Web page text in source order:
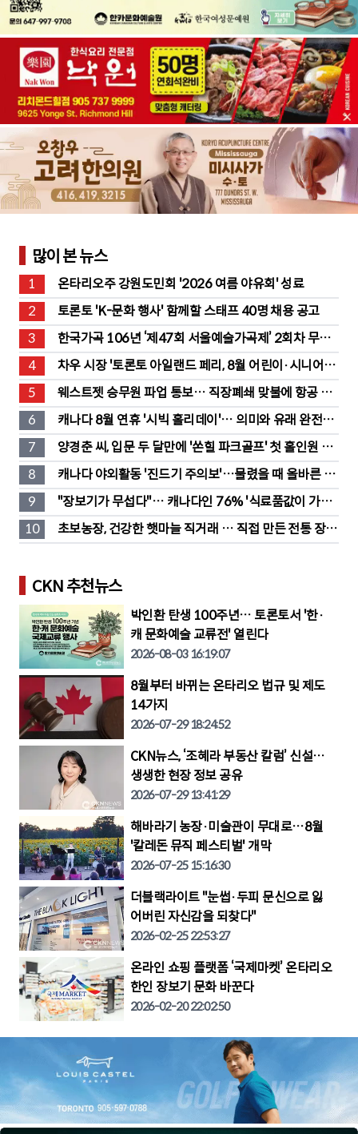
많이 본 뉴스
1
온타리오주 강원도민회 '2026 여름 야유회' 성료
2
토론토 'K-문화 행사' 함께할 스태프 40명 채용 공고
3
한국가곡 106년 ‘제47회 서울예술가곡제’ 2회차 무대
성황
4
차우 시장 '토론토 아일랜드 페리, 8월 어린이·시니어 무
료' 발표
5
웨스트젯 승무원 파업 통보… 직장폐쇄 맞불에 항공 대
란
6
캐나다 8월 연휴 '시빅 홀리데이'… 의미와 유래 완전정
리
7
양경춘 씨, 입문 두 달만에 '쏜힐 파크골프' 첫 홀인원 주
인공
8
캐나다 야외활동 '진드기 주의보'…물렸을 때 올바른 대
처법은?
9
"장보기가 무섭다"… 캐나다인 76% '식료품값이 가장
부담'
10
초보농장, 건강한 햇마늘 직거래 … 직접 만든 전통 장류
도 판매
CKN 추천뉴스
박인환 탄생 100주년… 토론토서 '한·
캐 문화예술 교류전' 열린다
2026-08-03 16:19:07
8월부터 바뀌는 온타리오 법규 및 제도
14가지
2026-07-29 18:24:52
CKN뉴스, ‘조혜라 부동산 칼럼’ 신설…
생생한 현장 정보 공유
2026-07-29 13:41:29
해바라기 농장·미술관이 무대로…8월
'칼레돈 뮤직 페스티벌' 개막
2026-07-25 15:16:30
더블랙라이트 "눈썹·두피 문신으로 잃
어버린 자신감을 되찾다"
2026-02-25 22:53:27
온라인 쇼핑 플랫폼 ‘국제마켓’ 온타리오
한인 장보기 문화 바꾼다
2026-02-20 22:02:50